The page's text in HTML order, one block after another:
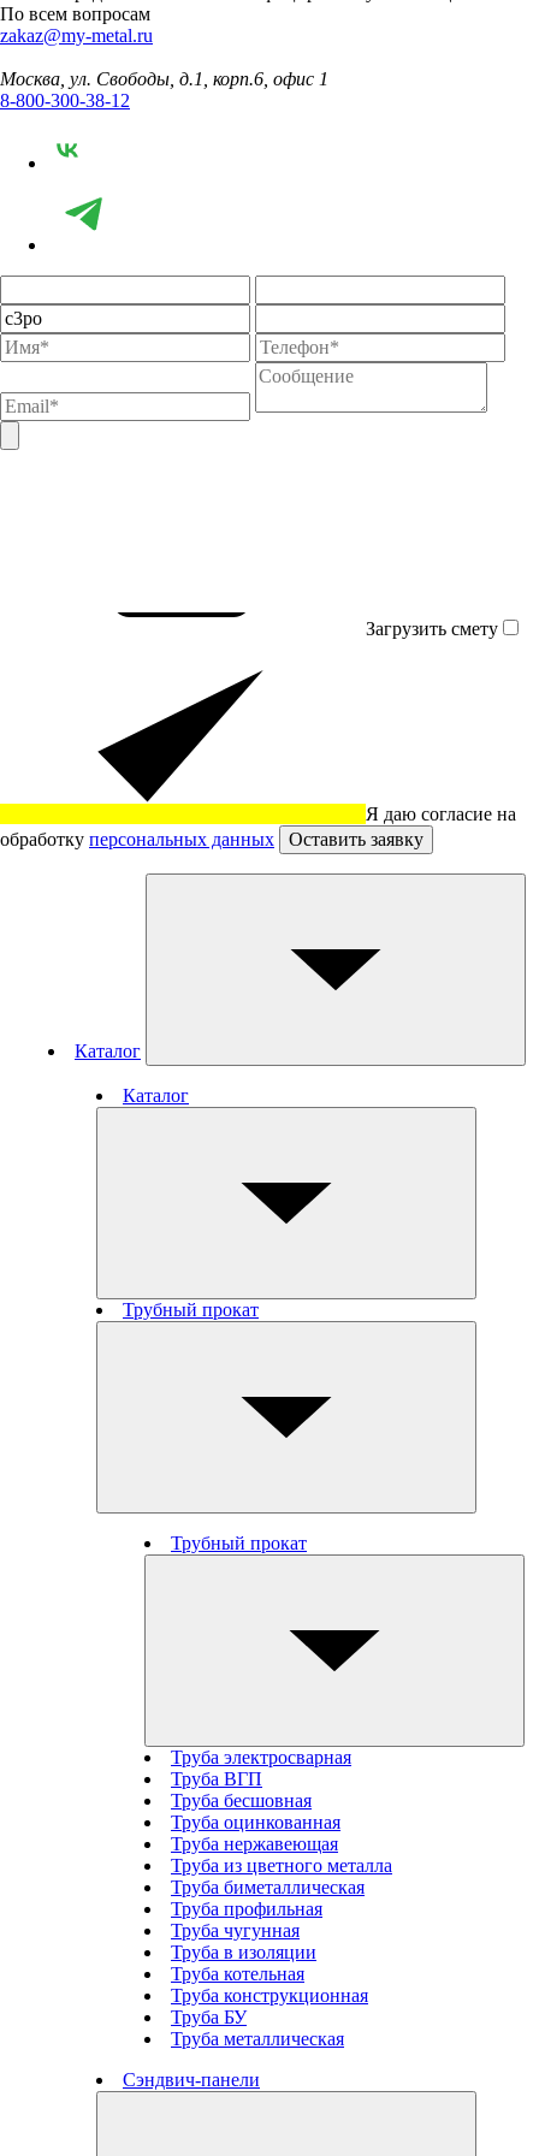
По всем вопросам
zakaz@my-metal.ru
Москва, ул. Свободы, д.1, корп.6, офис 1
8-800-300-38-12
Загрузить смету
Я даю согласие на
обработку персональных данных Оставить заявку
Каталог
Каталог
Трубный прокат
Трубный прокат
Труба электросварная
Труба ВГП
Труба бесшовная
Труба оцинкованная
Труба нержавеющая
Труба из цветного металла
Труба биметаллическая
Труба профильная
Труба чугунная
Труба в изоляции
Труба котельная
Труба конструкционная
Труба БУ
Труба металлическая
Сэндвич-панели